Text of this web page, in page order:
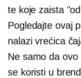
te koje zaista
Pogledajte ovaj
nalazi vrećica
Ne samo da ovo
se koristi u